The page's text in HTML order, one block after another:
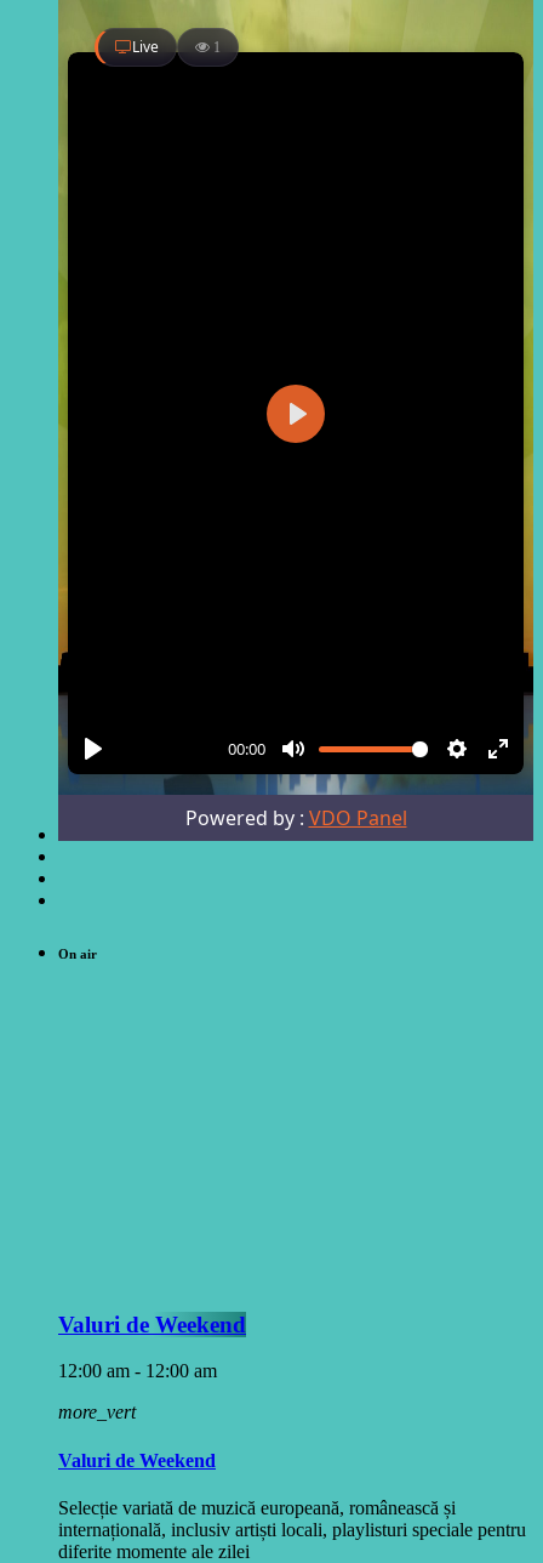
On air
Valuri de Weekend
12:00 am - 12:00 am
more_vert
Valuri de Weekend
Selecție variată de muzică europeană, românească și
internațională, inclusiv artiști locali, playlisturi speciale pentru
diferite momente ale zilei